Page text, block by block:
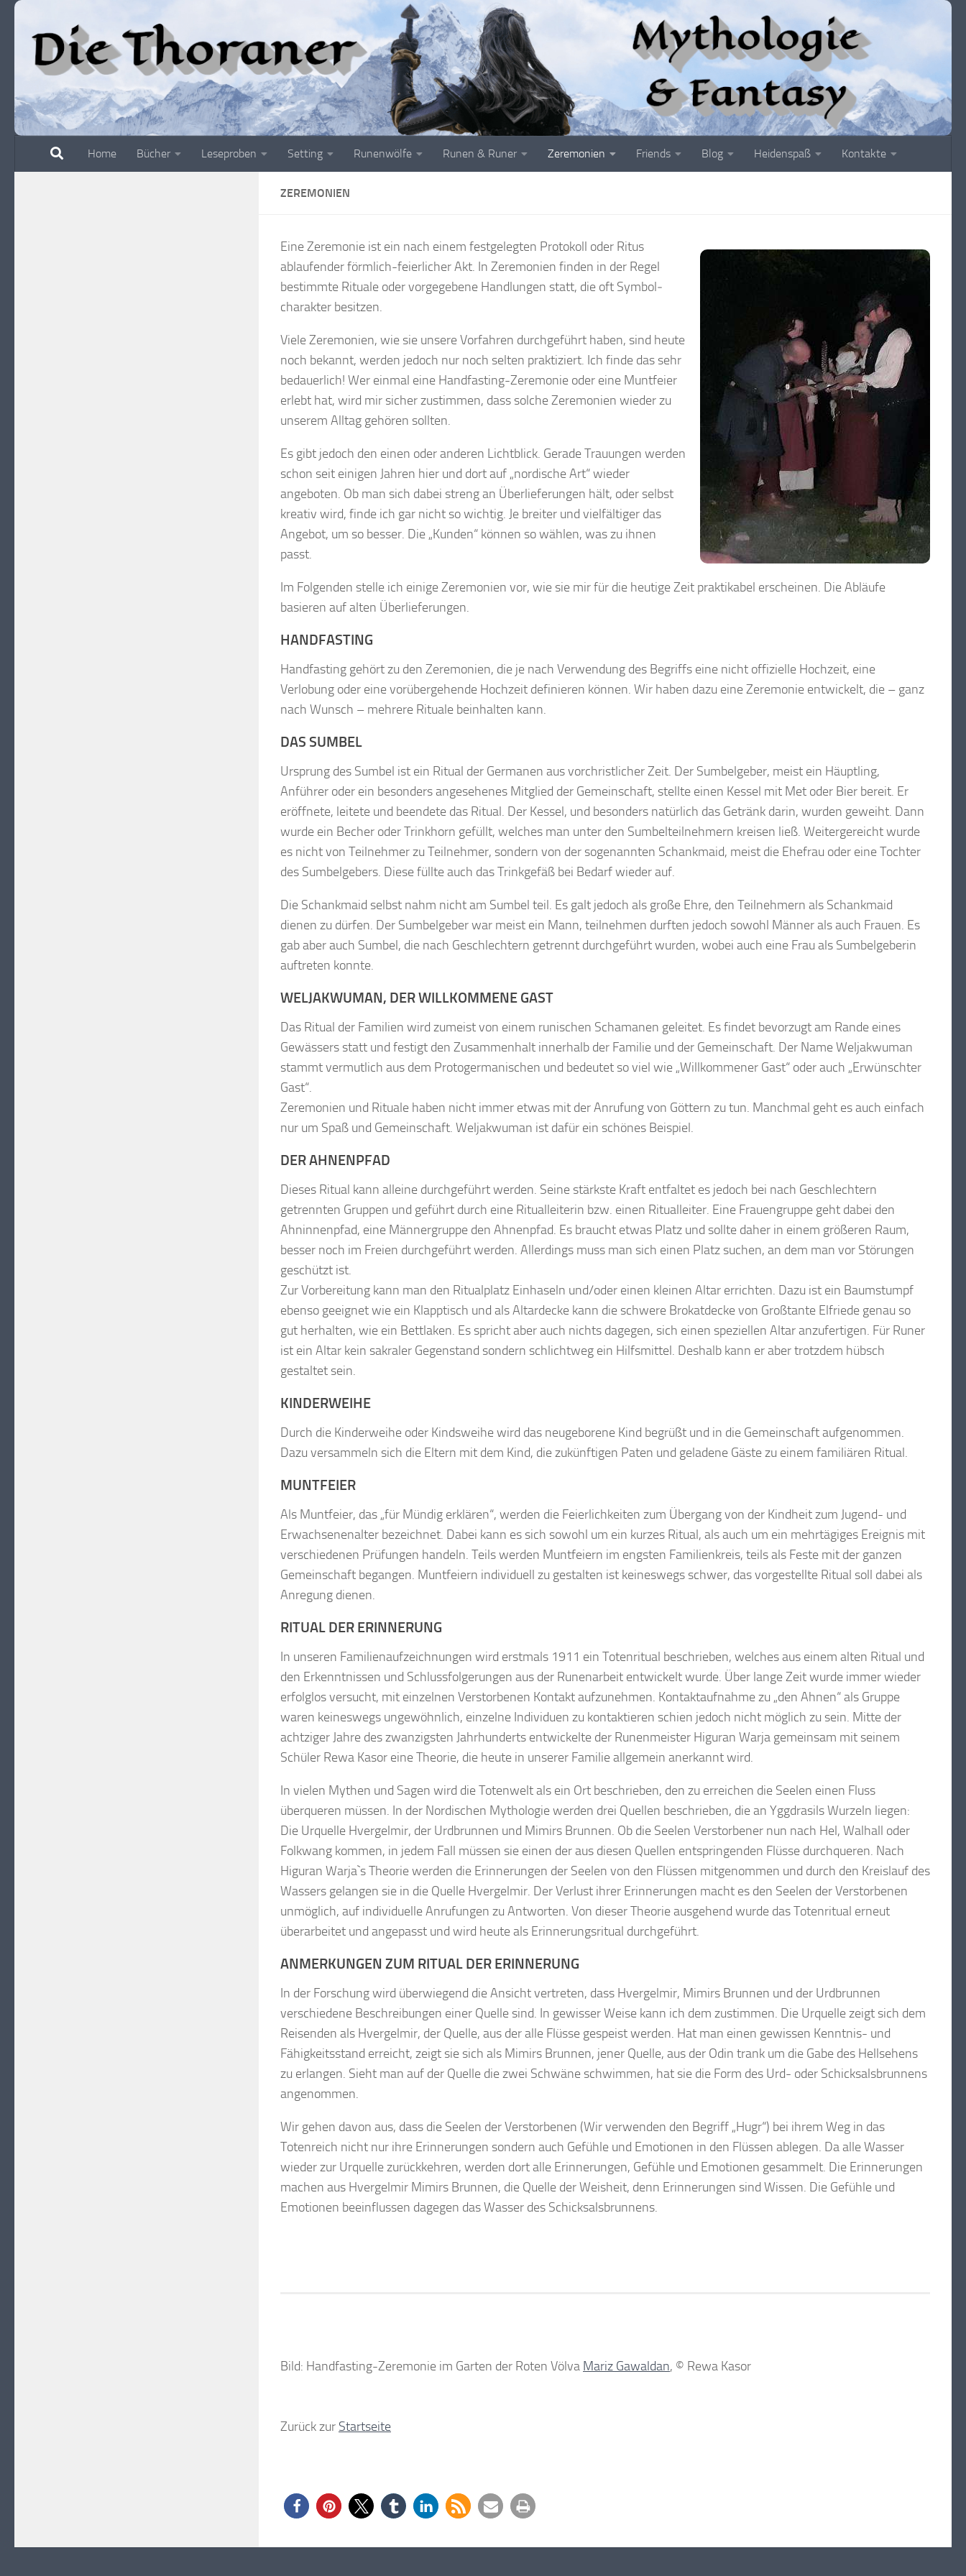
Home Bücher Leseproben Setting Runenwölfe Runen & Runer Zeremonien Friends Blog Heidenspaß Kontakte
ZEREMONIEN
Eine Zeremonie ist ein nach einem festgelegten Protokoll oder Ritus
ablaufender förmlich-feierlicher Akt. In Zeremonien finden in der Regel
bestimmte Rituale oder vorgegebene Handlungen statt, die oft Symbol­
charakter besitzen.
Viele Zeremonien, wie sie unsere Vorfahren durchgeführt haben, sind heute
noch bekannt, werden jedoch nur noch selten praktiziert. Ich finde das sehr
bedauerlich! Wer einmal eine Handfasting-Zeremonie oder eine Muntfeier
erlebt hat, wird mir sicher zustimmen, dass solche Zeremonien wieder zu
unserem Alltag gehören sollten.
Es gibt jedoch den einen oder anderen Lichtblick. Gerade Trauungen werden
schon seit einigen Jahren hier und dort auf „nordische Art“ wieder
angeboten. Ob man sich dabei streng an Überlieferungen hält, oder selbst
kreativ wird, finde ich gar nicht so wichtig. Je breiter und vielfältiger das
Angebot, um so besser. Die „Kunden“ können so wählen, was zu ihnen
passt.
Im Folgenden stelle ich einige Zeremonien vor, wie sie mir für die heutige Zeit praktikabel erscheinen. Die Abläufe
basieren auf alten Überlieferungen.
HANDFASTING
Handfasting gehört zu den Zeremonien, die je nach Verwendung des Begriffs eine nicht offizielle Hochzeit, eine
Verlobung oder eine vorübergehende Hochzeit definieren können. Wir haben dazu eine Zeremonie entwickelt, die – ganz
nach Wunsch – mehrere Rituale beinhalten kann.
DAS SUMBEL
Ursprung des Sumbel ist ein Ritual der Germanen aus vorchristlicher Zeit. Der Sumbelgeber, meist ein Häuptling,
Anführer oder ein besonders angesehenes Mitglied der Gemeinschaft, stellte einen Kessel mit Met oder Bier bereit. Er
eröffnete, leitete und beendete das Ritual. Der Kessel, und besonders natürlich das Getränk darin, wurden geweiht. Dann
wurde ein Becher oder Trinkhorn gefüllt, welches man unter den Sumbelteilnehmern kreisen ließ. Weitergereicht wurde
es nicht von Teilnehmer zu Teilnehmer, sondern von der sogenannten Schankmaid, meist die Ehefrau oder eine Tochter
des Sumbelgebers. Diese füllte auch das Trinkgefäß bei Bedarf wieder auf.
Die Schankmaid selbst nahm nicht am Sumbel teil. Es galt jedoch als große Ehre, den Teilnehmern als Schankmaid
dienen zu dürfen. Der Sumbelgeber war meist ein Mann, teilnehmen durften jedoch sowohl Männer als auch Frauen. Es
gab aber auch Sumbel, die nach Geschlechtern getrennt durchgeführt wurden, wobei auch eine Frau als Sumbelgeberin
auftreten konnte.
WELJAKWUMAN, DER WILLKOMMENE GAST
Das Ritual der Familien wird zumeist von einem runischen Schamanen geleitet. Es findet bevorzugt am Rande eines
Gewässers statt und festigt den Zusammenhalt innerhalb der Familie und der Gemeinschaft. Der Name Weljakwuman
stammt vermutlich aus dem Protogermanischen und bedeutet so viel wie „Willkommener Gast“ oder auch „Erwünschter
Gast“.
Zeremonien und Rituale haben nicht immer etwas mit der Anrufung von Göttern zu tun. Manchmal geht es auch einfach
nur um Spaß und Gemeinschaft. Weljakwuman ist dafür ein schönes Beispiel.
DER AHNENPFAD
Dieses Ritual kann alleine durchgeführt werden. Seine stärkste Kraft entfaltet es jedoch bei nach Geschlechtern
getrennten Gruppen und geführt durch eine Ritualleiterin bzw. einen Ritualleiter. Eine Frauengruppe geht dabei den
Ahninnenpfad, eine Männergruppe den Ahnenpfad. Es braucht etwas Platz und sollte daher in einem größeren Raum,
besser noch im Freien durchgeführt werden. Allerdings muss man sich einen Platz suchen, an dem man vor Störungen
geschützt ist.
Zur Vorbereitung kann man den Ritualplatz Einhaseln und/oder einen kleinen Altar errichten. Dazu ist ein Baumstumpf
ebenso geeignet wie ein Klapptisch und als Altardecke kann die schwere Brokatdecke von Großtante Elfriede genau so
gut herhalten, wie ein Bettlaken. Es spricht aber auch nichts dagegen, sich einen speziellen Altar anzufertigen. Für Runer
ist ein Altar kein sakraler Gegenstand sondern schlichtweg ein Hilfsmittel. Deshalb kann er aber trotzdem hübsch
gestaltet sein.
KINDERWEIHE
Durch die Kinderweihe oder Kindsweihe wird das neugeborene Kind begrüßt und in die Gemeinschaft aufgenommen.
Dazu versammeln sich die Eltern mit dem Kind, die zukünftigen Paten und geladene Gäste zu einem familiären Ritual.
MUNTFEIER
Als Muntfeier, das „für Mündig erklären“, werden die Feierlichkeiten zum Übergang von der Kindheit zum Jugend- und
Erwachsenenalter bezeichnet. Dabei kann es sich sowohl um ein kurzes Ritual, als auch um ein mehrtägiges Ereignis mit
verschiedenen Prüfungen handeln. Teils werden Muntfeiern im engsten Familienkreis, teils als Feste mit der ganzen
Gemeinschaft begangen. Muntfeiern individuell zu gestalten ist keineswegs schwer, das vorgestellte Ritual soll dabei als
Anregung dienen.
RITUAL DER ERINNERUNG
In unseren Familienaufzeichnungen wird erstmals 1911 ein Totenritual beschrieben, welches aus einem alten Ritual und
den Erkenntnissen und Schlussfolgerungen aus der Runenarbeit entwickelt wurde. Über lange Zeit wurde immer wieder
erfolglos versucht, mit einzelnen Verstorbenen Kontakt aufzunehmen. Kontaktaufnahme zu „den Ahnen“ als Gruppe
waren keineswegs ungewöhnlich, einzelne Individuen zu kontaktieren schien jedoch nicht möglich zu sein. Mitte der
achtziger Jahre des zwanzigsten Jahrhunderts entwickelte der Runenmeister Higuran Warja gemeinsam mit seinem
Schüler Rewa Kasor eine Theorie, die heute in unserer Familie allgemein anerkannt wird.
In vielen Mythen und Sagen wird die Totenwelt als ein Ort beschrieben, den zu erreichen die Seelen einen Fluss
überqueren müssen. In der Nordischen Mythologie werden drei Quellen beschrieben, die an Yggdrasils Wurzeln liegen:
Die Urquelle Hvergelmir, der Urdbrunnen und Mimirs Brunnen. Ob die Seelen Verstorbener nun nach Hel, Walhall oder
Folkwang kommen, in jedem Fall müssen sie einen der aus diesen Quellen entspringenden Flüsse durchqueren. Nach
Higuran Warja`s Theorie werden die Erinnerungen der Seelen von den Flüssen mitgenommen und durch den Kreislauf des
Wassers gelangen sie in die Quelle Hvergelmir. Der Verlust ihrer Erinnerungen macht es den Seelen der Verstorbenen
unmöglich, auf individuelle Anrufungen zu Antworten. Von dieser Theorie ausgehend wurde das Totenritual erneut
überarbeitet und angepasst und wird heute als Erinnerungsritual durchgeführt.
ANMERKUNGEN ZUM RITUAL DER ERINNERUNG
In der Forschung wird überwiegend die Ansicht vertreten, dass Hvergelmir, Mimirs Brunnen und der Urdbrunnen
verschiedene Beschreibungen einer Quelle sind. In gewisser Weise kann ich dem zustimmen. Die Urquelle zeigt sich dem
Reisenden als Hvergelmir, der Quelle, aus der alle Flüsse gespeist werden. Hat man einen gewissen Kenntnis- und
Fähigkeitsstand erreicht, zeigt sie sich als Mimirs Brunnen, jener Quelle, aus der Odin trank um die Gabe des Hellsehens
zu erlangen. Sieht man auf der Quelle die zwei Schwäne schwimmen, hat sie die Form des Urd- oder Schicksalsbrunnens
angenommen.
Wir gehen davon aus, dass die Seelen der Verstorbenen (Wir verwenden den Begriff „Hugr“) bei ihrem Weg in das
Totenreich nicht nur ihre Erinnerungen sondern auch Gefühle und Emotionen in den Flüssen ablegen. Da alle Wasser
wieder zur Urquelle zurückkehren, werden dort alle Erinnerungen, Gefühle und Emotionen gesammelt. Die Erinnerungen
machen aus Hvergelmir Mimirs Brunnen, die Quelle der Weisheit, denn Erinnerungen sind Wissen. Die Gefühle und
Emotionen beeinflussen dagegen das Wasser des Schicksalsbrunnens.
Bild: Handfasting-Zeremonie im Garten der Roten Völva Mariz Gawaldan, © Rewa Kasor
Zurück zur Startseite